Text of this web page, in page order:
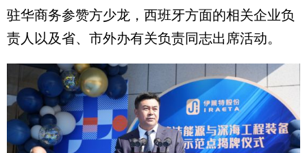
驻华商务参赞方少龙，西班牙方面的相关企业负
责人以及省、市外办有关负责同志出席活动。